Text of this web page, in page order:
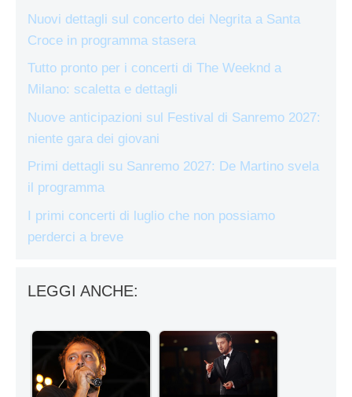
Nuovi dettagli sul concerto dei Negrita a Santa
Croce in programma stasera
Tutto pronto per i concerti di The Weeknd a
Milano: scaletta e dettagli
Nuove anticipazioni sul Festival di Sanremo 2027:
niente gara dei giovani
Primi dettagli su Sanremo 2027: De Martino svela
il programma
I primi concerti di luglio che non possiamo
perderci a breve
LEGGI ANCHE: